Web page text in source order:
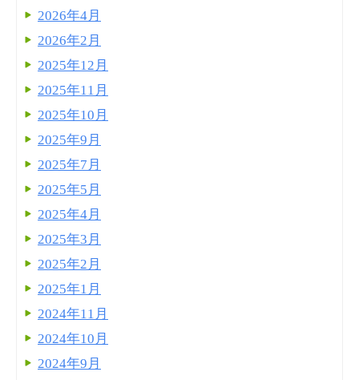
2026年4月
2026年2月
2025年12月
2025年11月
2025年10月
2025年9月
2025年7月
2025年5月
2025年4月
2025年3月
2025年2月
2025年1月
2024年11月
2024年10月
2024年9月